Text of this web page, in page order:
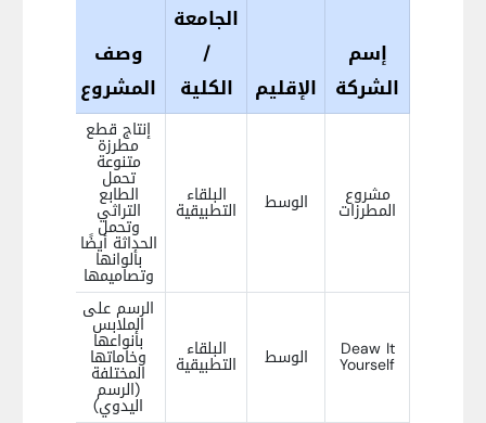
إسم
الشركة الإقليم
الجامعة
/
الكلية
وصف
المشروع
مشروع
المطرزات الوسط البلقاء
التطبيقية
إنتاج قطع
مطرزة
متنوعة
تحمل
الطابع
التراثي
وتحمل
الحداثة أيضًا
بألوانها
وتصاميمها
Deaw It
Yourself الوسط البلقاء
التطبيقية
الرسم على
الملابس
بأنواعها
وخاماتها
المختلفة
(الرسم
اليدوي)